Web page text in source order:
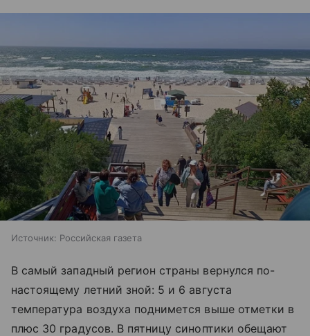
Источник: Российская газета
В самый западный регион страны вернулся по-
настоящему летний зной: 5 и 6 августа
температура воздуха поднимется выше отметки в
плюс 30 градусов. В пятницу синоптики обещают